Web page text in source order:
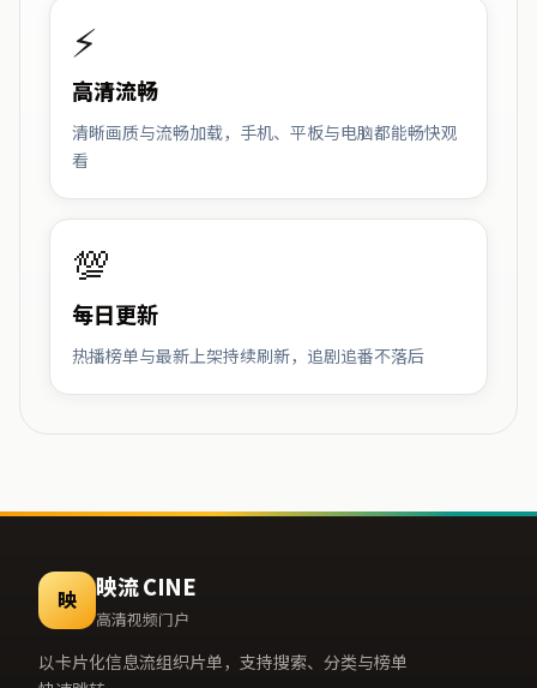
⚡
高清流畅
清晰画质与流畅加载，手机、平板与电脑都能畅快观
看
💯
每日更新
热播榜单与最新上架持续刷新，追剧追番不落后
映 映流 CINE
高清视频门户
以卡片化信息流组织片单，支持搜索、分类与榜单